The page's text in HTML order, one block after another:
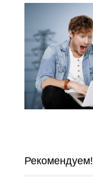
Рекомендуем!